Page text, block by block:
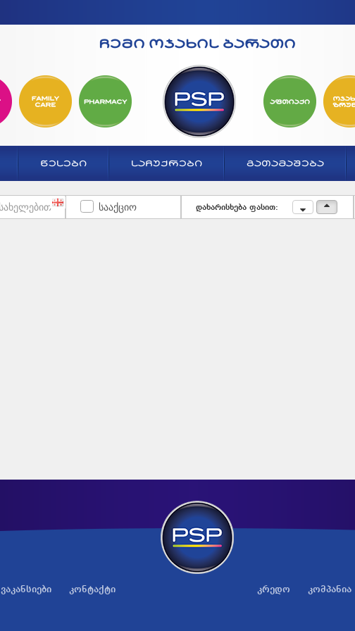
ჩემი ოჯახის ბარათი
ᲬᲔᲡᲔᲑᲘ ᲡᲐᲩᲣᲥᲠᲔᲑᲘ ᲒᲐᲗᲐᲛᲐᲨᲔᲑᲐ
სააქციო დახარისხება ფასით:
ვაკანსიები კონტაქტი კრედო კომპანია